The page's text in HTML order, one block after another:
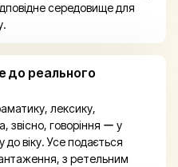
середовище для
до реального
лексику,
звісно, говоріння ー у
віку. Усе подається
з ретельним